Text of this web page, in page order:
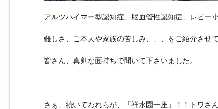
アルツハイマー型認知症、脳血管性認知症、レビー
難しさ、ご本人や家族の苦しみ、、、をご紹介させ
皆さん、真剣な面持ちで聞いて下さいました。
さぁ、続いてわれらが、「祥水園一座」！！トワさ